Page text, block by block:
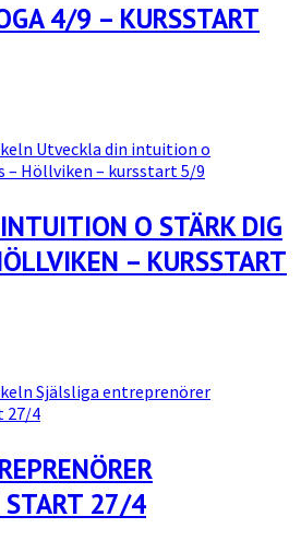
4/9 – KURSSTART
O STÄRK DIG
– KURSSTART
START 27/4